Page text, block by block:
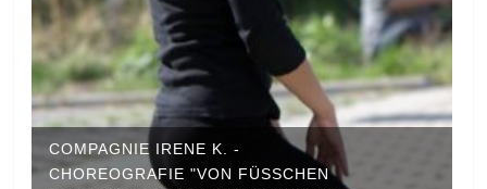
COMPAGNIE IRENE K. -
CHOREOGRAFIE "VON FÜSSCHEN U